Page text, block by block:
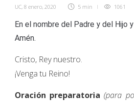
UC, 8 enero, 2020 5 min 1061
En el nombre del Padre y del Hijo
Amén.
Cristo, Rey nuestro.
¡Venga tu Reino!
Oración preparatoria (para